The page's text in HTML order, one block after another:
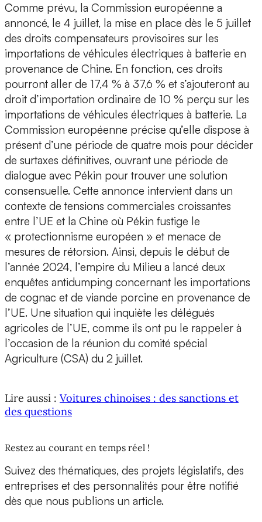
Comme prévu, la Commission européenne a
annoncé, le 4 juillet, la mise en place dès le 5 juillet
des droits compensateurs provisoires sur les
importations de véhicules électriques à batterie en
provenance de Chine. En fonction, ces droits
pourront aller de 17,4 % à 37,6 % et s’ajouteront au
droit d’importation ordinaire de 10 % perçu sur les
importations de véhicules électriques à batterie. La
Commission européenne précise qu’elle dispose à
présent d’une période de quatre mois pour décider
de surtaxes définitives, ouvrant une période de
dialogue avec Pékin pour trouver une solution
consensuelle. Cette annonce intervient dans un
contexte de tensions commerciales croissantes
entre l’UE et la Chine où Pékin fustige le
« protectionnisme européen » et menace de
mesures de rétorsion. Ainsi, depuis le début de
l’année 2024, l’empire du Milieu a lancé deux
enquêtes antidumping concernant les importations
de cognac et de viande porcine en provenance de
l’UE. Une situation qui inquiète les délégués
agricoles de l’UE, comme ils ont pu le rappeler à
l’occasion de la réunion du comité spécial
Agriculture (CSA) du 2 juillet.
Lire aussi : Voitures chinoises : des sanctions et
des questions
Restez au courant en temps réel !
Suivez des thématiques, des projets législatifs, des
entreprises et des personnalités pour être notifié
dès que nous publions un article.